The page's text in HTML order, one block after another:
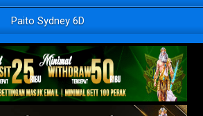
Paito Sydney 6D